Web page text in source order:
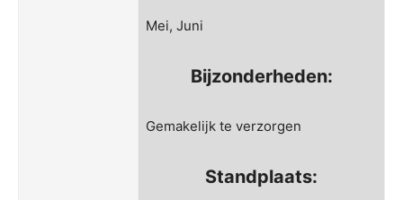
Mei, Juni
Bijzonderheden:
Gemakelijk te verzorgen
Standplaats: